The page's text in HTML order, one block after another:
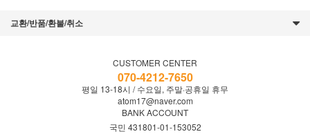
교환/반품/환불/취소
CUSTOMER CENTER
070-4212-7650
평일 13-18시 / 수요일, 주말·공휴일 휴무
atom17@naver.com
BANK ACCOUNT
국민 431801-01-153052